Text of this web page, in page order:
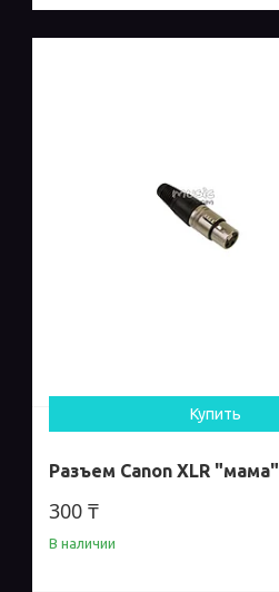
Купить
Разъем Canon XLR "мама"
300 ₸
В наличии